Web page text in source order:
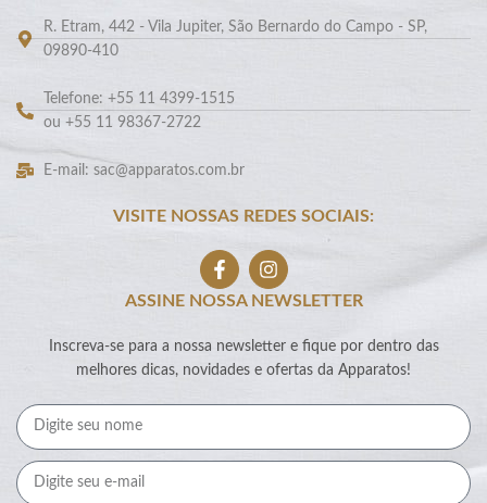
R. Etram, 442 - Vila Jupiter, São Bernardo do Campo - SP,
09890-410
Telefone: +55 11 4399-1515
ou +55 11 98367-2722
E-mail: sac@apparatos.com.br
VISITE NOSSAS REDES SOCIAIS:
ASSINE NOSSA NEWSLETTER
Inscreva-se para a nossa newsletter e fique por dentro das
melhores dicas, novidades e ofertas da Apparatos!